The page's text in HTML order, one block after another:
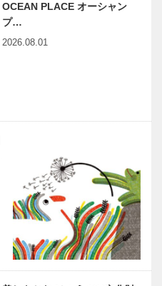
OCEAN PLACE オーシャン
プ…
2026.08.01